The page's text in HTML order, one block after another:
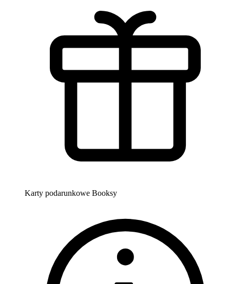
Karty podarunkowe Booksy